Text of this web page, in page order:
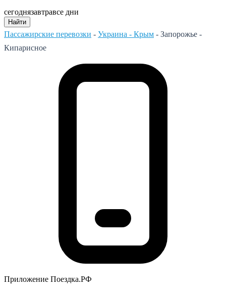
сегоднязавтравсе дни
Найти
Пассажирские перевозки - Украина - Крым - Запорожье -
Кипарисное
Приложение Поездка.РФ